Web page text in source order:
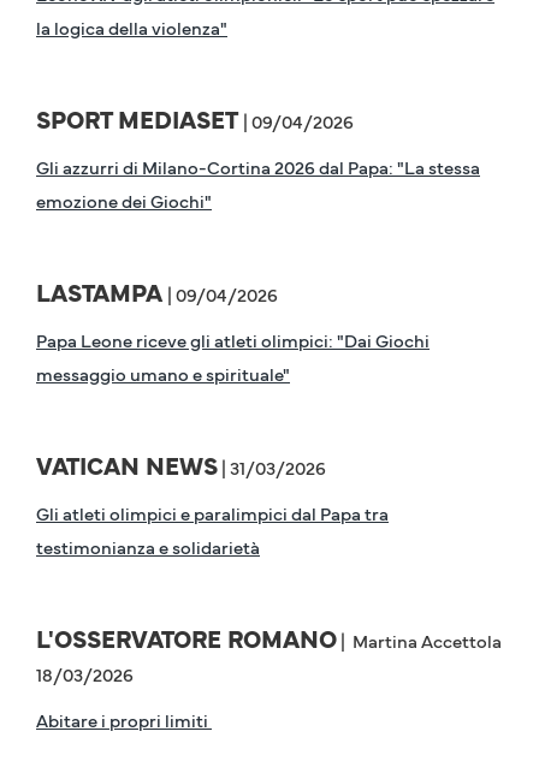
la logica della violenza"
SPORT MEDIASET| 09/04/2026
Gli azzurri di Milano-Cortina 2026 dal Papa: "La stessa
emozione dei Giochi"
LASTAMPA | 09/04/2026
Papa Leone riceve gli atleti olimpici: "Dai Giochi
messaggio umano e spirituale"
VATICAN NEWS| 31/03/2026
Gli atleti olimpici e paralimpici dal Papa tra
testimonianza e solidarietà
L'OSSERVATORE ROMANO| Martina Accettola
18/03/2026
Abitare i propri limiti